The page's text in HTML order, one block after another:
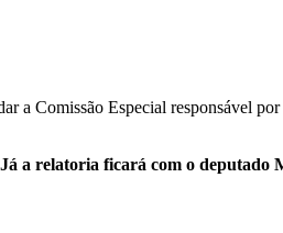
a Comissão Especial responsável por
a relatoria ficará com o deputado